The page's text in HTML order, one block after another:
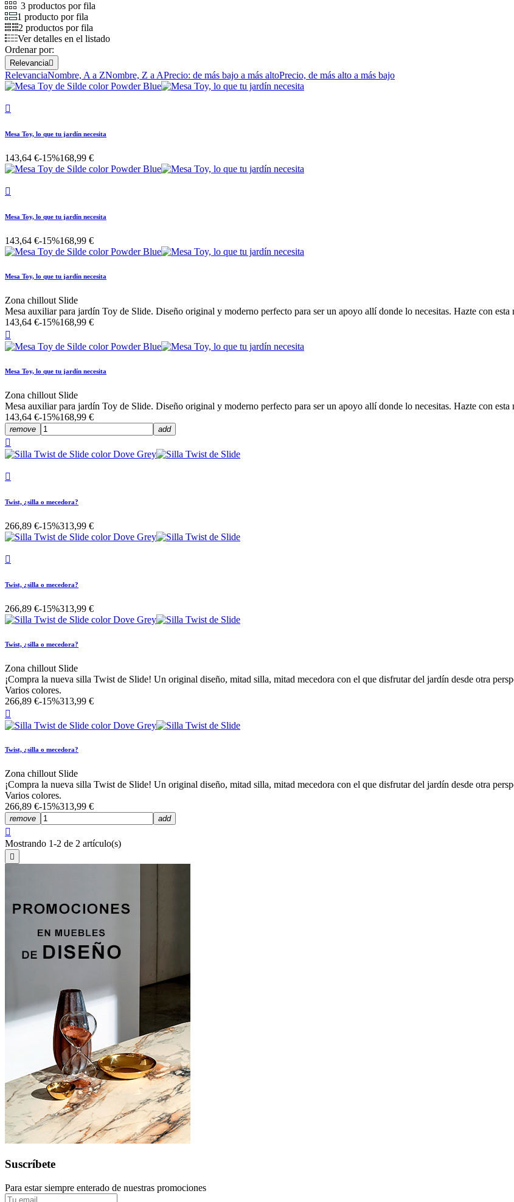
3 productos por fila
1 producto por fila
2 productos por fila
Ver detalles en el listado
Ordenar por:
Relevancia
RelevanciaNombre, A a ZNombre, Z a APrecio: de más bajo a más altoPrecio, de más alto a más bajo

Mesa Toy, lo que tu jardín necesita
143,64 €-15%168,99 €

Mesa Toy, lo que tu jardín necesita
143,64 €-15%168,99 €
Mesa Toy, lo que tu jardín necesita
Zona chillout Slide
Mesa auxiliar para jardín Toy de Slide. Diseño original y moderno perfecto para ser un apoyo allí donde lo necesitas. Hazte con
143,64 €-15%168,99 €

Mesa Toy, lo que tu jardín necesita
Zona chillout Slide
Mesa auxiliar para jardín Toy de Slide. Diseño original y moderno perfecto para ser un apoyo allí donde lo necesitas. Hazte con
143,64 €-15%168,99 €
remove add


Twist, ¿silla o mecedora?
266,89 €-15%313,99 €

Twist, ¿silla o mecedora?
266,89 €-15%313,99 €
Twist, ¿silla o mecedora?
Zona chillout Slide
¡Compra la nueva silla Twist de Slide! Un original diseño, mitad silla, mitad mecedora con el que disfrutar del jardín desde otra
Varios colores.
266,89 €-15%313,99 €

Twist, ¿silla o mecedora?
Zona chillout Slide
¡Compra la nueva silla Twist de Slide! Un original diseño, mitad silla, mitad mecedora con el que disfrutar del jardín desde otra
Varios colores.
266,89 €-15%313,99 €
remove add

Mostrando 1-2 de 2 artículo(s)

Suscríbete
Para estar siempre enterado de nuestras promociones